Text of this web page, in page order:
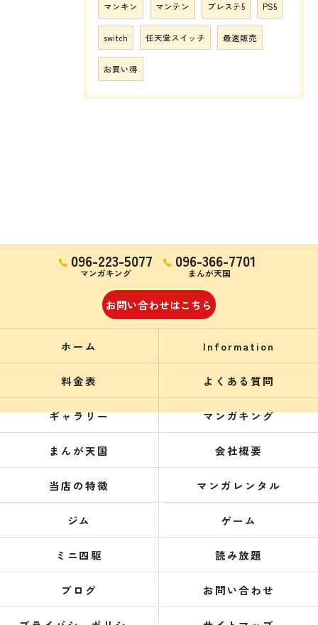
マンキン マンテン プレステ5 PS5
switch 任天堂スイッチ 最速販売
お買い得
096-223-5077
マンガキング
096-366-7701
まんが天国
お問い合わせはこちら
ホーム Information
料金表 よくある質問
ギャラリー マンガキング
まんが天国 会社概要
当店の特徴 マンガレンタル
ジム ゲーム
ミニ四駆 読み放題
ブログ お問い合わせ